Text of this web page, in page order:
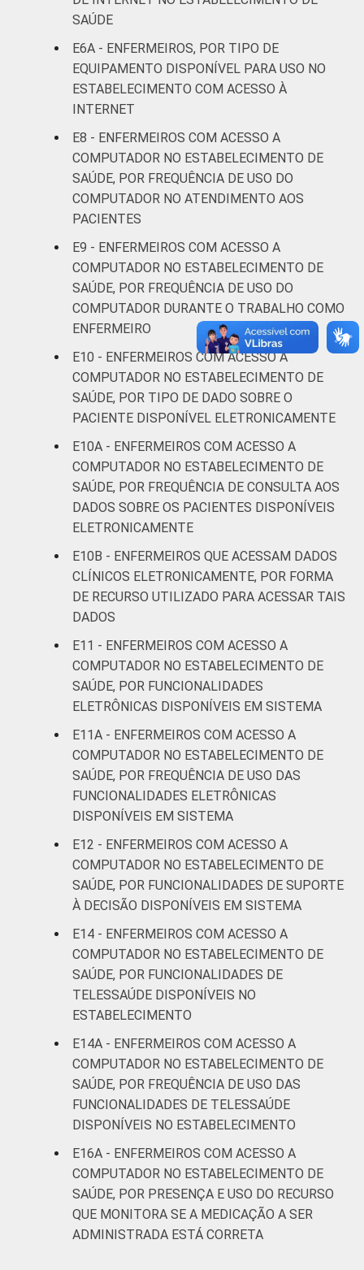
anos ou
mais
LOCALIZAÇÃO
Interior 15
Fonte: CGI.br/NIC.br, Centro Regional de
Estudos para o Desenvolvimento da
Pesquisa sobre o uso das tecnologias de
informação e comunicação nos
estabelecimentos de saúde brasileiros – TIC
Saúde 2017.
SAÚDE
E6A - ENFERMEIROS, POR TIPO DE
EQUIPAMENTO DISPONÍVEL PARA USO NO
ESTABELECIMENTO COM ACESSO À
INTERNET
E8 - ENFERMEIROS COM ACESSO A
COMPUTADOR NO ESTABELECIMENTO DE
SAÚDE, POR FREQUÊNCIA DE USO DO
COMPUTADOR NO ATENDIMENTO AOS
PACIENTES
E9 - ENFERMEIROS COM ACESSO A
COMPUTADOR NO ESTABELECIMENTO DE
SAÚDE, POR FREQUÊNCIA DE USO DO
COMPUTADOR DURANTE O TRABALHO COMO
ENFERMEIRO
E10 - ENFERMEIROS COM ACESSO A
COMPUTADOR NO ESTABELECIMENTO DE
SAÚDE, POR TIPO DE DADO SOBRE O
PACIENTE DISPONÍVEL ELETRONICAMENTE
E10A - ENFERMEIROS COM ACESSO A
COMPUTADOR NO ESTABELECIMENTO DE
SAÚDE, POR FREQUÊNCIA DE CONSULTA AOS
DADOS SOBRE OS PACIENTES DISPONÍVEIS
ELETRONICAMENTE
E10B - ENFERMEIROS QUE ACESSAM DADOS
CLÍNICOS ELETRONICAMENTE, POR FORMA
DE RECURSO UTILIZADO PARA ACESSAR TAIS
DADOS
E11 - ENFERMEIROS COM ACESSO A
COMPUTADOR NO ESTABELECIMENTO DE
SAÚDE, POR FUNCIONALIDADES
ELETRÔNICAS DISPONÍVEIS EM SISTEMA
E11A - ENFERMEIROS COM ACESSO A
COMPUTADOR NO ESTABELECIMENTO DE
SAÚDE, POR FREQUÊNCIA DE USO DAS
FUNCIONALIDADES ELETRÔNICAS
DISPONÍVEIS EM SISTEMA
E12 - ENFERMEIROS COM ACESSO A
COMPUTADOR NO ESTABELECIMENTO DE
SAÚDE, POR FUNCIONALIDADES DE SUPORTE
À DECISÃO DISPONÍVEIS EM SISTEMA
E14 - ENFERMEIROS COM ACESSO A
COMPUTADOR NO ESTABELECIMENTO DE
SAÚDE, POR FUNCIONALIDADES DE
TELESSAÚDE DISPONÍVEIS NO
ESTABELECIMENTO
E14A - ENFERMEIROS COM ACESSO A
COMPUTADOR NO ESTABELECIMENTO DE
SAÚDE, POR FREQUÊNCIA DE USO DAS
FUNCIONALIDADES DE TELESSAÚDE
DISPONÍVEIS NO ESTABELECIMENTO
E16A - ENFERMEIROS COM ACESSO A
COMPUTADOR NO ESTABELECIMENTO DE
SAÚDE, POR PRESENÇA E USO DO RECURSO
QUE MONITORA SE A MEDICAÇÃO A SER
ADMINISTRADA ESTÁ CORRETA